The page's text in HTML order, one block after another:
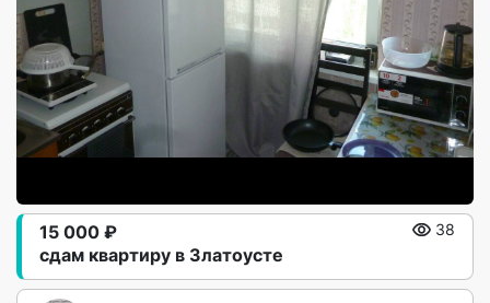
сдам квартиру в Златоусте
15 000 ₽ 38